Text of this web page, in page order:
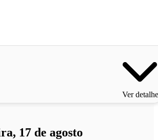
Ver
17 de agosto